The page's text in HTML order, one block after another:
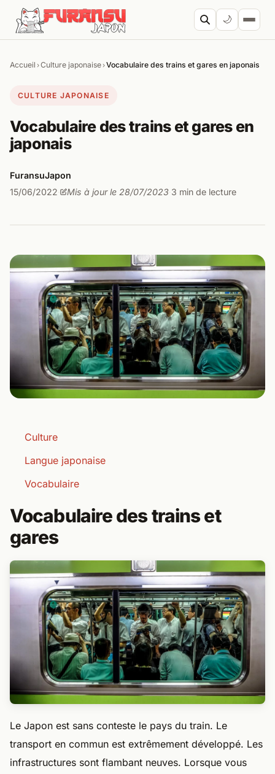
Aller au contenu
🌙
Accueil ›Culture japonaise›Vocabulaire des trains et gares en japonais
CULTURE JAPONAISE
Vocabulaire des trains et gares en
japonais
FuransuJapon
15/06/2022· Mis à jour le 28/07/2023· 3 min de lecture
Culture
Langue japonaise
Vocabulaire
Vocabulaire des trains et
gares
Le Japon est sans conteste le pays du train. Le
transport en commun est extrêmement développé. Les
infrastructures sont flambant neuves. Lorsque vous